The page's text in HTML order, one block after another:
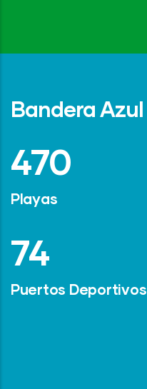
Bandera Azul
642
Playas
101
Puertos Deportivos